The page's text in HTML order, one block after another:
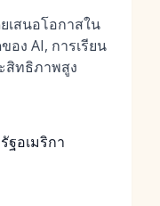
เสนอโอกาสใน
ง AI, การเรียน
สิทธิภาพสูง
ฐอเมริกา